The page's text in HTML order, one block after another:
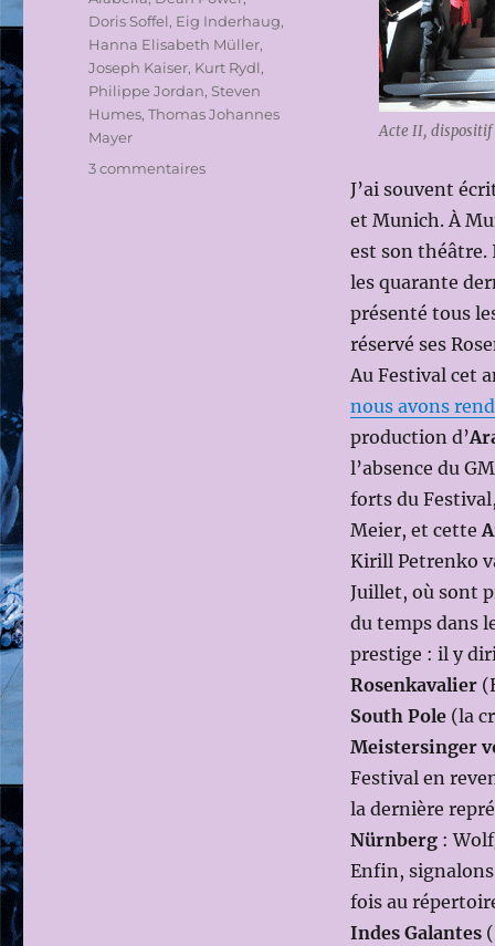
Acte II,
J’ai souvent
et Munich. À
est son théâtre.
les quarante
présenté tous
réservé ses
Au Festival cet
nous avons
production d’
l’absence du
forts du
Meier, et cette
Kirill Petrenko
Juillet, où sont
du temps dans
prestige : il y
Rosenkavalier
South Pole(la
Meistersinger
Festival en
la dernière
Nürnberg :
Enfin,
fois au
Indes Galantes
Doris Soffel, Eig Inderhaug,
Hanna Elisabeth Müller,
Joseph Kaiser, Kurt Rydl,
Philippe Jordan, Steven
Humes,Thomas Johannes
Mayer
3 commentairessur